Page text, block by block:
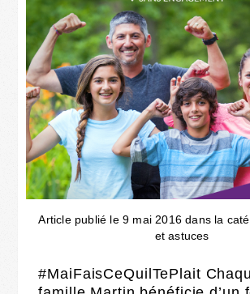
Article publié le 9 mai 2016 dans la
et astuces
#MaiFaisCeQuilTePlait